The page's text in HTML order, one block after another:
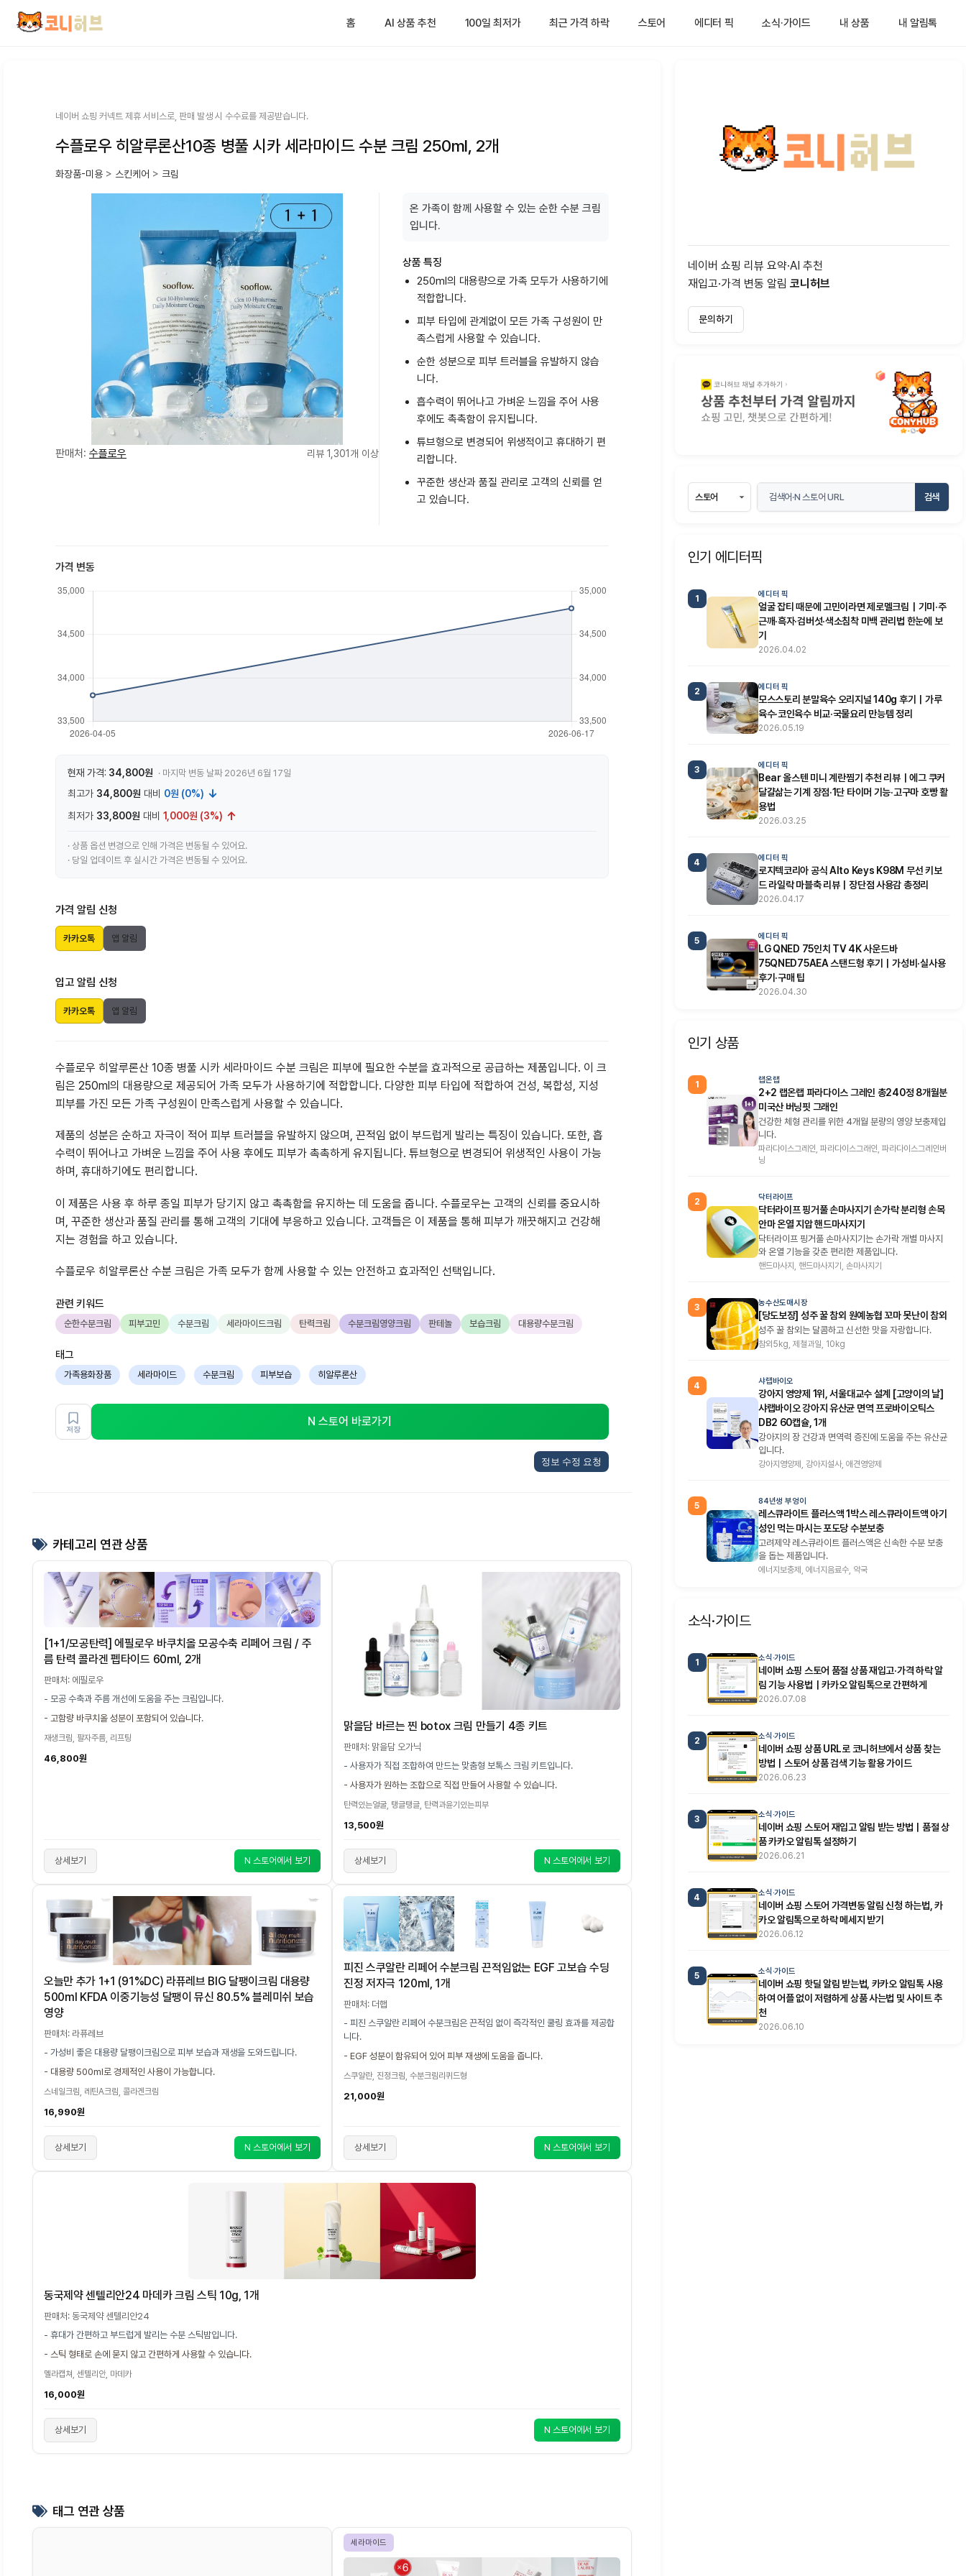
홈 AI 상품 추천 100일 최저가 최근 가격 하락 스토어 에디터 픽 소식·가이드 내 상품 내 알림톡
네이버 쇼핑 커넥트 제휴 서비스로, 판매 발생 시 수수료를 제공받습니다.
수플로우 히알루론산10종 병풀 시카 세라마이드 수분 크림 250ml, 2개
화장품-미용 > 스킨케어 > 크림
판매처: 수플로우 리뷰 1,301개 이상
온 가족이 함께 사용할 수 있는 순한 수분 크림
입니다.
상품 특징
250ml의 대용량으로 가족 모두가 사용하기에
적합합니다.
피부 타입에 관계없이 모든 가족 구성원이 만
족스럽게 사용할 수 있습니다.
순한 성분으로 피부 트러블을 유발하지 않습
니다.
흡수력이 뛰어나고 가벼운 느낌을 주어 사용
후에도 촉촉함이 유지됩니다.
튜브형으로 변경되어 위생적이고 휴대하기 편
리합니다.
꾸준한 생산과 품질 관리로 고객의 신뢰를 얻
고 있습니다.
가격 변동
현재 가격: 34,800원 · 마지막 변동 날짜 2026년 6월 17일
최고가 34,800원 대비 0원 (0%) ↓
최저가 33,800원 대비 1,000원 (3%) ↑
· 상품 옵션 변경으로 인해 가격은 변동될 수 있어요.
· 당일 업데이트 후 실시간 가격은 변동될 수 있어요.
가격 알림 신청
카카오톡 앱 알림
입고 알림 신청
카카오톡 앱 알림
수플로우 히알루론산 10종 병풀 시카 세라마이드 수분 크림은 피부에 필요한 수분을 효과적으로 공급하는 제품입니다. 이 크
림은 250ml의 대용량으로 제공되어 가족 모두가 사용하기에 적합합니다. 다양한 피부 타입에 적합하여 건성, 복합성, 지성
피부를 가진 모든 가족 구성원이 만족스럽게 사용할 수 있습니다.
제품의 성분은 순하고 자극이 적어 피부 트러블을 유발하지 않으며, 끈적임 없이 부드럽게 발리는 특징이 있습니다. 또한, 흡
수력이 뛰어나고 가벼운 느낌을 주어 사용 후에도 피부가 촉촉하게 유지됩니다. 튜브형으로 변경되어 위생적인 사용이 가능
하며, 휴대하기에도 편리합니다.
이 제품은 사용 후 하루 종일 피부가 당기지 않고 촉촉함을 유지하는 데 도움을 줍니다. 수플로우는 고객의 신뢰를 중요시하
며, 꾸준한 생산과 품질 관리를 통해 고객의 기대에 부응하고 있습니다. 고객들은 이 제품을 통해 피부가 깨끗해지고 건강해
지는 경험을 하고 있습니다.
수플로우 히알루론산 수분 크림은 가족 모두가 함께 사용할 수 있는 안전하고 효과적인 선택입니다.
관련 키워드
순한수분크림 피부고민 수분크림 세라마이드크림 탄력크림 수분크림영양크림 판테놀 보습크림 대용량수분크림
태그
가족용화장품 세라마이드 수분크림 피부보습 히알루론산
저장
N 스토어 바로가기
정보 수정 요청
카테고리 연관 상품
[1+1/모공탄력] 에필로우 바쿠치올 모공수축 리페어 크림 / 주
름 탄력 콜라겐 펩타이드 60ml, 2개
판매처: 에필로우
- 모공 수축과 주름 개선에 도움을 주는 크림입니다.
- 고함량 바쿠치올 성분이 포함되어 있습니다.
재생크림, 팔자주름, 리프팅
46,800원
상세보기 N 스토어에서 보기
맑을담 바르는 찐 botox 크림 만들기 4종 키트
판매처: 맑을담 오가닉
- 사용자가 직접 조합하여 만드는 맞춤형 보톡스 크림 키트입니다.
- 사용자가 원하는 조합으로 직접 만들어 사용할 수 있습니다.
탄력있는얼굴, 탱글탱글, 탄력과윤기있는피부
13,500원
상세보기 N 스토어에서 보기
오늘만 추가 1+1 (91%DC) 라퓨레브 BIG 달팽이크림 대용량
500ml KFDA 이중기능성 달팽이 뮤신 80.5% 블레미쉬 보습
영양
판매처: 라퓨레브
- 가성비 좋은 대용량 달팽이크림으로 피부 보습과 재생을 도와드립니다.
- 대용량 500ml로 경제적인 사용이 가능합니다.
스네일크림, 레틴A크림, 콜라겐크림
16,990원
상세보기 N 스토어에서 보기
피진 스쿠알란 리페어 수분크림 끈적임없는 EGF 고보습 수딩
진정 저자극 120ml, 1개
판매처: 더햅
- 피진 스쿠알란 리페어 수분크림은 끈적임 없이 즉각적인 쿨링 효과를 제공합
니다.
- EGF 성분이 함유되어 있어 피부 재생에 도움을 줍니다.
스쿠알란, 진정크림, 수분크림리퀴드형
21,000원
상세보기 N 스토어에서 보기
동국제약 센텔리안24 마데카 크림 스틱 10g, 1개
판매처: 동국제약 센텔리안24
- 휴대가 간편하고 부드럽게 발리는 수분 스틱밤입니다.
- 스틱 형태로 손에 묻지 않고 간편하게 사용할 수 있습니다.
멜라캡쳐, 센텔리안, 마데카
16,000원
상세보기 N 스토어에서 보기
태그 연관 상품
세라마이드
네이버 쇼핑 리뷰 요약·AI 추천
재입고·가격 변동 알림 코니허브
문의하기
검색
인기 에디터픽
1 에디터 픽
얼굴 잡티 때문에 고민이라면 제로멜크림｜기미·주
근깨·흑자·검버섯·색소침착 미백 관리법 한눈에 보
기
2026.04.02
2 에디터 픽
모스스토리 분말육수 오리지널 140g 후기｜가루
육수·코인육수 비교·국물요리 만능템 정리
2026.05.19
3 에디터 픽
Bear 올스텐 미니 계란찜기 추천 리뷰｜에그 쿠커
달걀삶는 기계 장점·1단 타이머 기능·고구마 호빵 활
용법
2026.03.25
4 에디터 픽
로지텍코리아 공식 Alto Keys K98M 무선 키보
드 라일락 마블축 리뷰｜장단점 사용감 총정리
2026.04.17
5 에디터 픽
LG QNED 75인치 TV 4K 사운드바
75QNED75AEA 스탠드형 후기｜가성비·실사용
후기·구매 팁
2026.04.30
인기 상품
1 랩온랩
2+2 랩온랩 파라다이스 그레인 총240정 8개월분
미국산 버닝핏 그래인
건강한 체형 관리를 위한 4개월 분량의 영양 보충제입
니다.
파라다이스그레인, 파라다이스그래인, 파라다이스그레인버
닝
2 닥터라이프
닥터라이프 핑거풀 손마사지기 손가락 분리형 손목
안마 온열 지압 핸드마사지기
닥터라이프 핑거풀 손마사지기는 손가락 개별 마사지
와 온열 기능을 갖춘 편리한 제품입니다.
핸드마사지, 핸드마사지기, 손마사지기
3 농수산도매시장
[당도보장] 성주 꿀 참외 원예농협 꼬마 못난이 참외
성주 꿀 참외는 달콤하고 신선한 맛을 자랑합니다.
참외5kg, 제철과일, 10kg
4 샤랩바이오
강아지 영양제 1위, 서울대교수 설계 [고양이의 날]
샤랩바이오 강아지 유산균 면역 프로바이오틱스
DB2 60캡슐, 1개
강아지의 장 건강과 면역력 증진에 도움을 주는 유산균
입니다.
강아지영양제, 강아지설사, 애견영양제
5 84년생 부엉이
레스큐라이트 플러스액 1박스 레스큐라이트액 아기
성인 먹는 마시는 포도당 수분보충
고려제약 레스큐라이트 플러스액은 신속한 수분 보충
을 돕는 제품입니다.
에너지보충제, 에너지음료수, 약국
소식·가이드
1 소식·가이드
네이버 쇼핑 스토어 품절 상품 재입고·가격 하락 알
림 기능 사용법｜카카오 알림톡으로 간편하게
2026.07.08
2 소식·가이드
네이버 쇼핑 상품 URL로 코니허브에서 상품 찾는
방법｜스토어 상품 검색 기능 활용 가이드
2026.06.23
3 소식·가이드
네이버 쇼핑 스토어 재입고 알림 받는 방법｜품절 상
품 카카오 알림톡 설정하기
2026.06.21
4 소식·가이드
네이버 쇼핑 스토어 가격변동 알림 신청 하는법, 카
카오 알림톡으로 하락 메세지 받기
2026.06.12
5 소식·가이드
네이버 쇼핑 핫딜 알림 받는법, 카카오 알림톡 사용
하여 어플 없이 저렴하게 상품 사는법 및 사이트 추
천
2026.06.10